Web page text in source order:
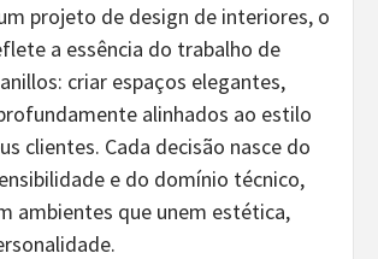
projeto de design de interiores, o
a essência do trabalho de
criar espaços elegantes,
alinhados ao estilo
clientes. Cada decisão nasce do
e do domínio técnico,
ambientes que unem estética,